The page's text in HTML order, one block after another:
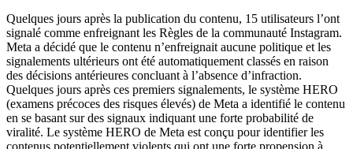
Quelques jours après la publication du contenu, 15 utilisateurs l’ont
signalé comme enfreignant les Règles de la communauté Instagram.
Meta a décidé que le contenu n’enfreignait aucune politique et les
signalements ultérieurs ont été automatiquement classés en raison
des décisions antérieures concluant à l’absence d’infraction.
Quelques jours après ces premiers signalements, le système HERO
(examens précoces des risques élevés) de Meta a identifié le contenu
en se basant sur des signaux indiquant une forte probabilité de
viralité. Le système HERO de Meta est conçu pour identifier les